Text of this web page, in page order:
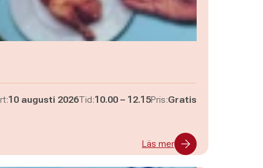
10 augusti 2026Tid:Pågår mellan
10.00 – och
12.15Pris:Gratis
Läs mer